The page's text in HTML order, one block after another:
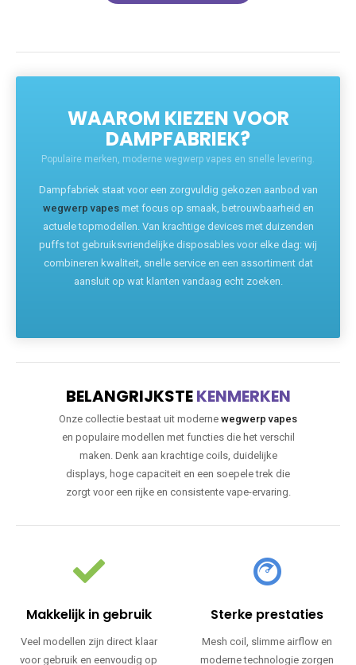
WAAROM KIEZEN VOOR
DAMPFABRIEK?
Populaire merken, moderne wegwerp vapes en snelle levering.
Dampfabriek staat voor een zorgvuldig gekozen aanbod van
wegwerp vapesmet focus op smaak, betrouwbaarheid en
actuele topmodellen. Van krachtige devices met duizenden
puffs tot gebruiksvriendelijke disposables voor elke dag: wij
combineren kwaliteit, snelle service en een assortiment dat
aansluit op wat klanten vandaag echt zoeken.
BELANGRIJKSTEKENMERKEN
Onze collectie bestaat uit moderne wegwerp vapes
en populaire modellen met functies die het verschil
maken. Denk aan krachtige coils, duidelijke
displays, hoge capaciteit en een soepele trek die
zorgt voor een rijke en consistente vape-ervaring.
Makkelijk in gebruik
Veel modellen zijn direct klaar
voor gebruik en eenvoudig op
Sterke prestaties
Mesh coil, slimme airflow en
moderne technologie zorgen